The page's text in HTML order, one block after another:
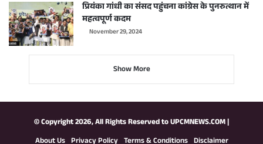
प्रियंका गांधी का संसद पहुंचना कांग्रेस के पुनरुत्थान में
महत्वपूर्ण कदम
November 29, 2024
Show More
© Copyright 2026, All Rights Reserved toUPCMNEWS.COM|